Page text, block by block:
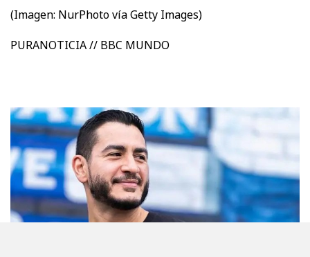
(Imagen: NurPhoto vía Getty Images)
PURANOTICIA // BBC MUNDO